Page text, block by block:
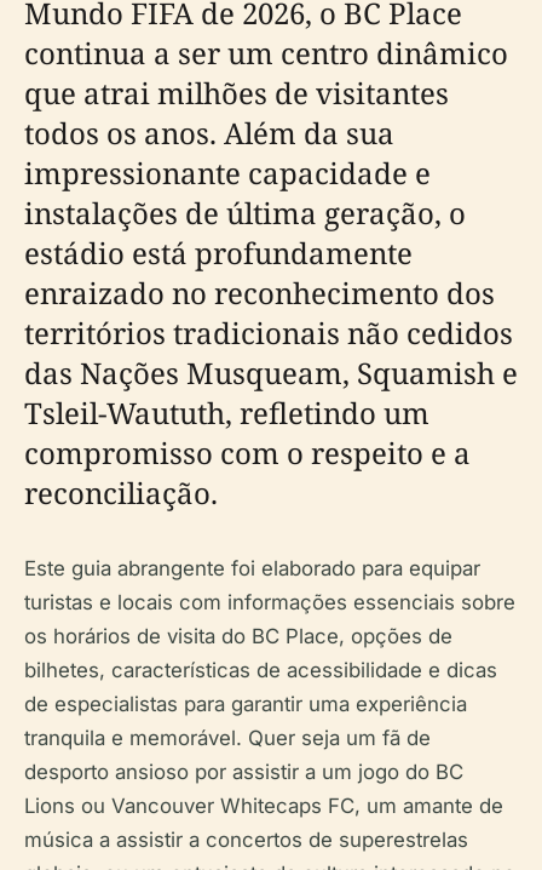
Mundo FIFA de 2026, o BC Place
continua a ser um centro dinâmico
que atrai milhões de visitantes
todos os anos. Além da sua
impressionante capacidade e
instalações de última geração, o
estádio está profundamente
enraizado no reconhecimento dos
territórios tradicionais não cedidos
das Nações Musqueam, Squamish e
Tsleil-Waututh, refletindo um
compromisso com o respeito e a
reconciliação.
Este guia abrangente foi elaborado para equipar
turistas e locais com informações essenciais sobre
os horários de visita do BC Place, opções de
bilhetes, características de acessibilidade e dicas
de especialistas para garantir uma experiência
tranquila e memorável. Quer seja um fã de
desporto ansioso por assistir a um jogo do BC
Lions ou Vancouver Whitecaps FC, um amante de
música a assistir a concertos de superestrelas